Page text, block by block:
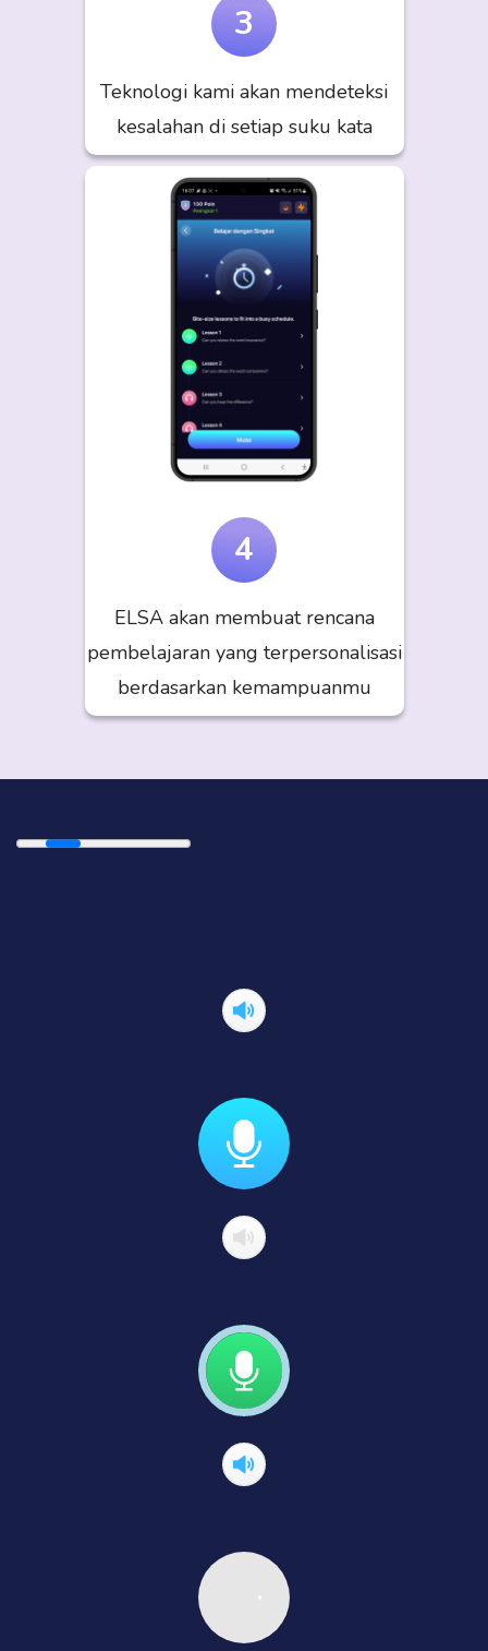
3
Teknologi kami akan mendeteksi
kesalahan di setiap suku kata
4
ELSA akan membuat rencana
pembelajaran yang terpersonalisasi
berdasarkan kemampuanmu